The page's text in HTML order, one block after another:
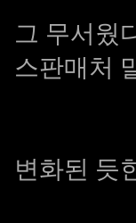
그 무서웠
스판매처
변화된 듯